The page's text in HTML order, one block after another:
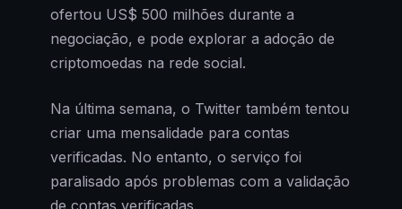
ofertou US$ 500 milhões durante a
negociação, e pode explorar a adoção de
criptomoedas na rede social.
Na última semana, o Twitter também tentou
criar uma mensalidade para contas
verificadas. No entanto, o serviço foi
paralisado após problemas com a validação
de contas verificadas.